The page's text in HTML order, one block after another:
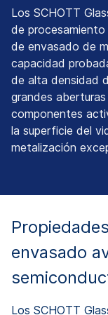
Los SCHOTT
de
de envasado de
capacidad
de alta densidad
grandes
componentes
la superficie del
metalización
envasado
Los SCHOTT